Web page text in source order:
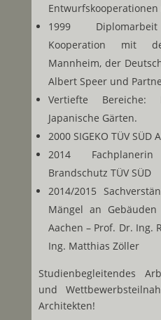
1999
Kooperation mit
Mannheim, der
Albert Speer und
Vertiefte
Japanische Gärten.
2000 SIGEKO TÜV SÜD
2014
Brandschutz TÜV SÜD
2014/2015
Mängel an
Aachen – Prof. Dr. Ing.
Ing. Matthias Zöller
Studienbegleitendes
und
Architekten!